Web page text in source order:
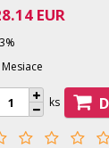
EUR
Mesiace
ks